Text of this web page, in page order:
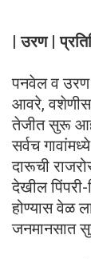
| उरण |
पनवेल व उरण
आवरे, वशेणीसह
तेजीत सुरू
सर्वच
दारूची
देखील
होण्यास वेळ
जनमानसात